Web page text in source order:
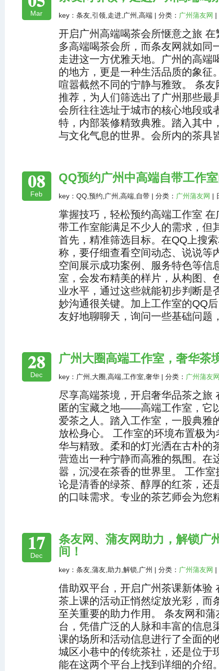
Mar key：条友,引领,走进,广州,高端 | 分类： 广州蒲友网 |
开启广州高端喝茶会所惬意之旅
多高端喝茶会所，而条友网就如同
走进这一方优雅天地。广州的高端
的地方，更是一种生活品质的象征
喧嚣截然不同的宁静与雅致。 条
推荐，为人们筛选出了广州那些最
会所往往选址于城市的核心地段或
特，内部装修精致典雅。踏入其中
与文化气息的世界。会所内的茶具
08
Feb
QQ预约广州中高端自带工作
key：QQ,预约,广州,高端,自带 | 分类： 广州蒲友网 |
掌握技巧，轻松预约高端工作室
带工作室能满足不少人的需求，但
首先，精准筛选目标。在QQ上搜
称，要仔细查看空间动态、说说等
空间展示成功案例、服务特色等信
室，会发布精美的样片，从构图、
业水平，通过这些就能初步判断是
妙沟通很关键。加上工作室的QQ
友好地聊聊天，询问一些基础问题
28
Dec
广州大圈高端工作室，奢华茶
key：广州,大圈,高端,工作室,奢华 | 分类： 广州蒲友
尽享高端茶境，开启奢华品茶之旅
匿的宝藏之地——高端工作室，它
爱茶之人。踏入工作室，一股典雅
放松身心。 工作室的环境布置极
华与精致。柔和的灯光洒在古朴的
营造出一种宁静而高雅的氛围。在
嚣，沉浸在茶香的世界里。 工作
论是清香的绿茶、醇厚的红茶，还
的口味需求。专业的茶艺师会为您
17
Dec
条友网、蒲友网助力，解锁广
间！
key：条友,蒲友,助力,解锁,广州 | 分类： 广州蒲友网 |
借助双平台，开启广州茶课新体验
茶上课的活动正悄然绽放光彩，而
至关重要的助力作用。 条友网和
台，凭借广泛的人脉和丰富的信息
课的场所和活动信息进行了全面的
城区小巷中的传统茶社，还是位于
能在这两个平台上找到详细的介绍